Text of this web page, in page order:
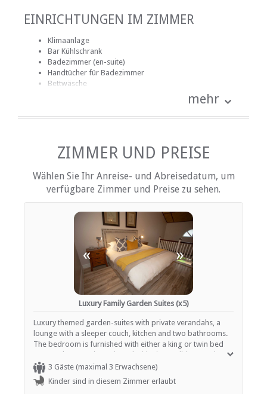
EINRICHTUNGEN IM ZIMMER
Klimaanlage
Bar Kühlschrank
Badezimmer (en-suite)
Handtücher für Badezimmer
Bettwäsche
Safe für Wertsachen
Fernsehen (mit Satellit)
EINRICHTUNGEN AUF DEM GELÄNDE
Kinderfreundlich (alle Altersgruppen)
Kinderbetreuung / Babysitter-Service
Trockenreinigung
Zimmerreinigung (täglich)
Wäscheservice
Parkplatz (abseits der Straße)
Rauchen: Nicht drinnen
Schwimmbad
ESSEN UND TRINKEN
Bar (voll lizenziert)
Braai / Grill (BBQ)
Restaurant / Esszimmer
Zimmerservice
mehr
ZIMMER UND PREISE
Wählen Sie Ihr Anreise- und Abreisedatum, um
verfügbare Zimmer und Preise zu sehen.
« »
Luxury Family Garden Suites (x5)
Luxury themed garden-suites with private verandahs, a
lounge with a sleeper couch, kitchen and two bathrooms.
The bedroom is furnished with either a king or twin bed
set up. The room is equipped with air-conditiong and TV
with DSTV.
3 Gäste (maximal 3 Erwachsene)
Kinder sind in diesem Zimmer erlaubt